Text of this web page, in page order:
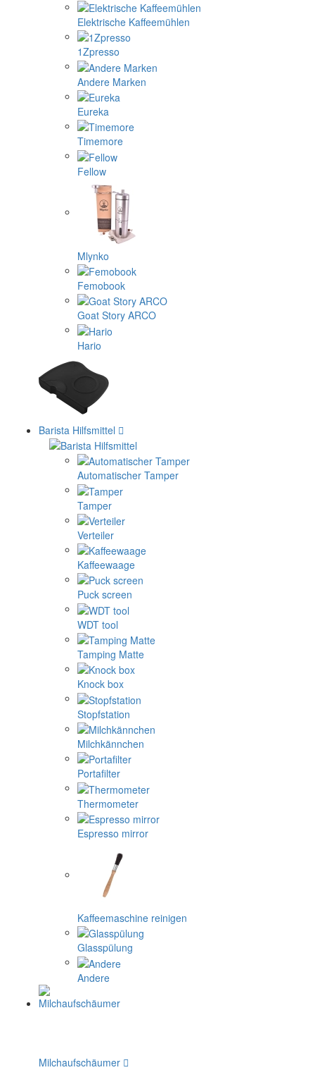
Elektrische Kaffeemühlen
1Zpresso
Andere Marken
Eureka
Timemore
Fellow
Mlynko
Femobook
Goat Story ARCO
Hario
Barista Hilfsmittel
Automatischer Tamper
Tamper
Verteiler
Kaffeewaage
Puck screen
WDT tool
Tamping Matte
Knock box
Stopfstation
Milchkännchen
Portafilter
Thermometer
Espresso mirror
Kaffeemaschine reinigen
Glasspülung
Andere
Milchaufschäumer